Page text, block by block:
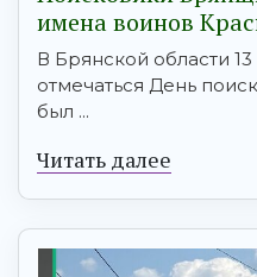
имена воинов
В Брянской области
отмечаться День
был ...
Читать далее